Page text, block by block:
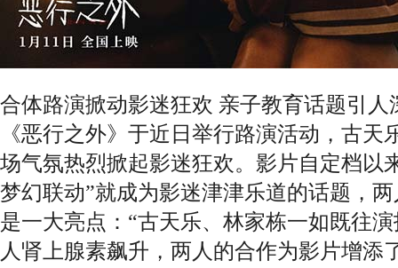
合体路演掀动影迷狂欢 亲子教育话题引人
《恶行之外》于近日举行路演活动，古天
场气氛热烈掀起影迷狂欢。影片自定档以
梦幻联动”就成为影迷津津乐道的话题，
是一大亮点：“古天乐、林家栋一如既往
人肾上腺素飙升，两人的合作为影片增添